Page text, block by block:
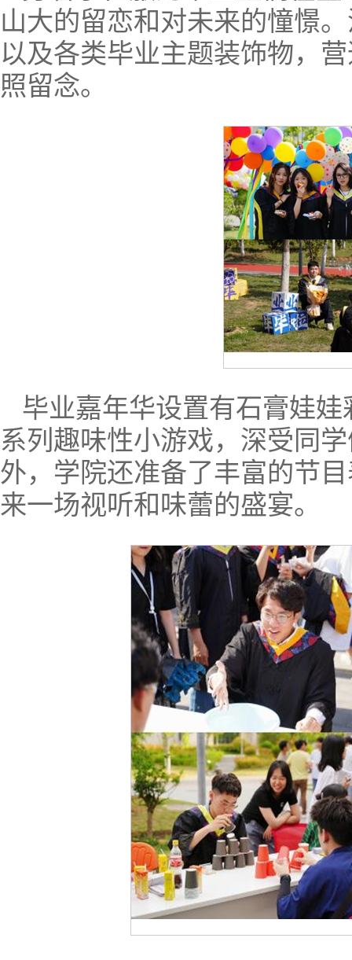
山大的留恋和对未来的憧憬
以及各类毕业主题装饰物，
照留念。
毕业嘉年华设置有石膏娃
系列趣味性小游戏，深受同
外，学院还准备了丰富的节
来一场视听和味蕾的盛宴。